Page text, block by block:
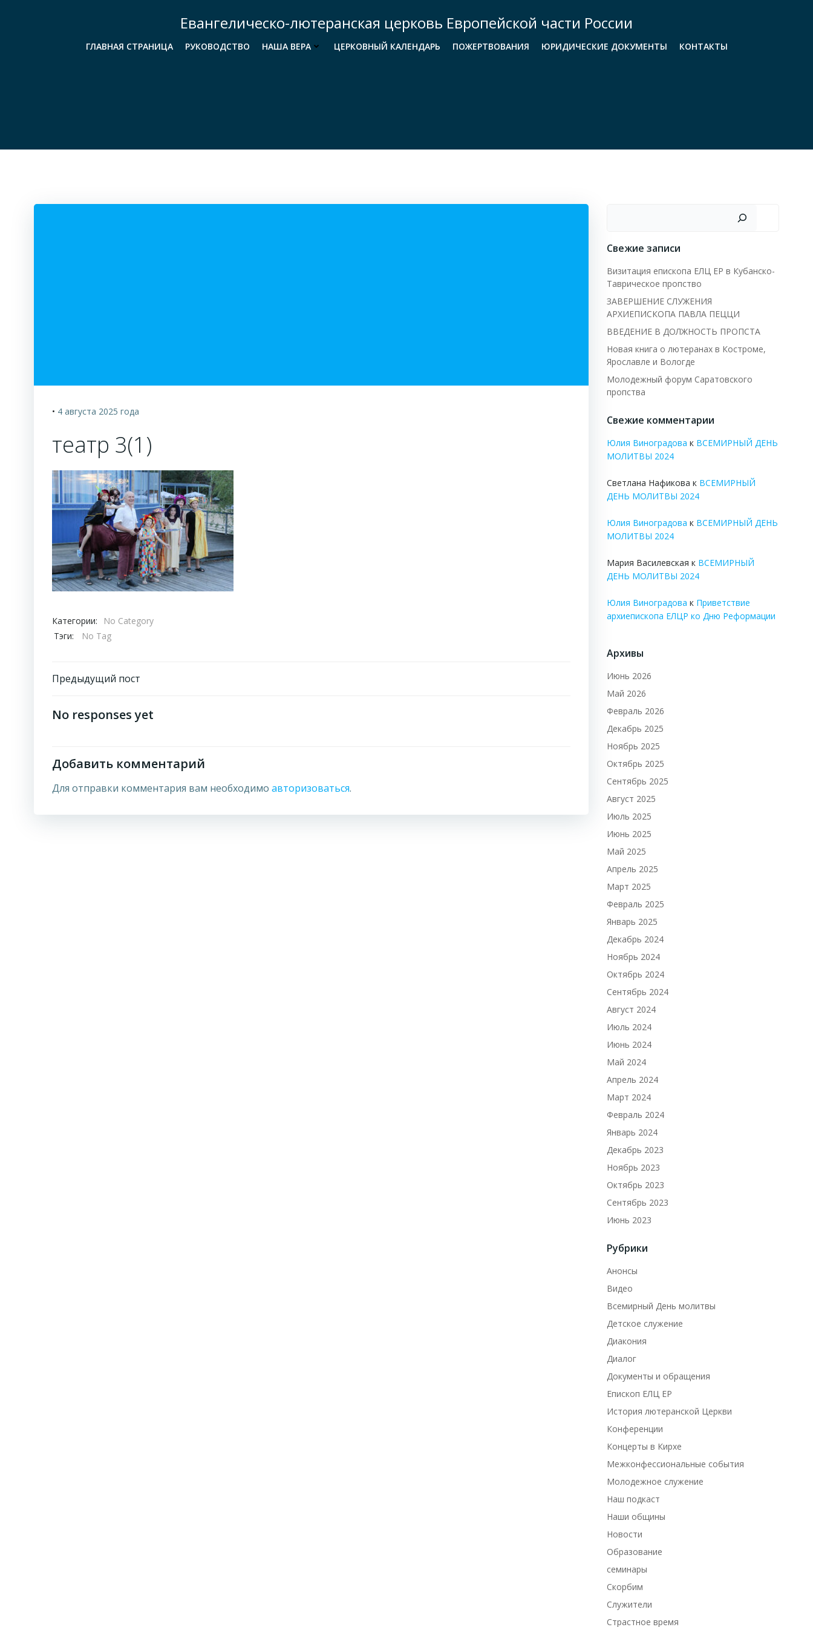
Евангелическо-лютеранская церковь Европейской части России
ГЛАВНАЯ СТРАНИЦА РУКОВОДСТВО НАША ВЕРА ЦЕРКОВНЫЙ КАЛЕНДАРЬ ПОЖЕРТВОВАНИЯ ЮРИДИЧЕСКИЕ ДОКУМЕНТЫ КОНТАКТЫ
• 4 августа 2025 года
театр 3(1)
Категории:
No Category
Тэги:
No Tag
Навигация
по
Предыдущий пост
No responses yet
Добавить комментарий
Для отправки комментария вам необходимо авторизоваться.
Свежие записи
Визитация епископа ЕЛЦ ЕР в Кубанско-
Таврическое пропство
ЗАВЕРШЕНИЕ СЛУЖЕНИЯ
АРХИЕПИСКОПА ПАВЛА ПЕЦЦИ
ВВЕДЕНИЕ В ДОЛЖНОСТЬ ПРОПСТА
Новая книга о лютеранах в Костроме,
Ярославле и Вологде
Молодежный форум Саратовского
пропства
Свежие комментарии
Юлия Виноградова к ВСЕМИРНЫЙ ДЕНЬ
МОЛИТВЫ 2024
Светлана Нафикова к ВСЕМИРНЫЙ
ДЕНЬ МОЛИТВЫ 2024
Юлия Виноградова к ВСЕМИРНЫЙ ДЕНЬ
МОЛИТВЫ 2024
Мария Василевская к ВСЕМИРНЫЙ
ДЕНЬ МОЛИТВЫ 2024
Юлия Виноградова к Приветствие
архиепископа ЕЛЦР ко Дню Реформации
Архивы
Июнь 2026
Май 2026
Февраль 2026
Декабрь 2025
Ноябрь 2025
Октябрь 2025
Сентябрь 2025
Август 2025
Июль 2025
Июнь 2025
Май 2025
Апрель 2025
Март 2025
Февраль 2025
Январь 2025
Декабрь 2024
Ноябрь 2024
Октябрь 2024
Сентябрь 2024
Август 2024
Июль 2024
Июнь 2024
Май 2024
Апрель 2024
Март 2024
Февраль 2024
Январь 2024
Декабрь 2023
Ноябрь 2023
Октябрь 2023
Сентябрь 2023
Июнь 2023
Рубрики
Анонсы
Видео
Всемирный День молитвы
Детское служение
Диакония
Диалог
Документы и обращения
Епископ ЕЛЦ ЕР
История лютеранской Церкви
Конференции
Концерты в Кирхе
Межконфессиональные события
Молодежное служение
Наш подкаст
Наши общины
Новости
Образование
семинары
Скорбим
Служители
Страстное время